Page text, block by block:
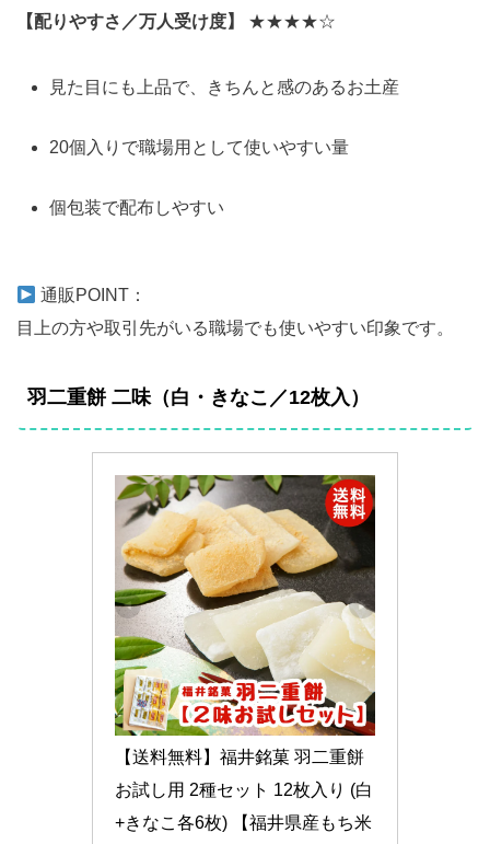
【配りやすさ／万人受け度】
★★★★☆
見た目にも上品で、きちんと感のあるお土産
20個入りで職場用として使いやすい量
個包装で配布しやすい
通販POINT：
目上の方や取引先がいる職場でも使いやすい印象です。
羽二重餅 二味（白・きなこ／12枚入）
【送料無料】福井銘菓 羽二重餅
お試し用 2種セット 12枚入り (白
+きなこ各6枚) 【福井県産もち米